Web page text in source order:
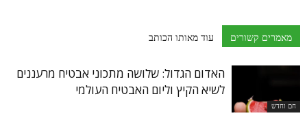
מאמרים קשורים עוד מאותו הכותב
חם וחדש
האדום הגדול: שלושה מתכוני אבטיח מרעננים
לשיא הקיץ וליום האבטיח העולמי